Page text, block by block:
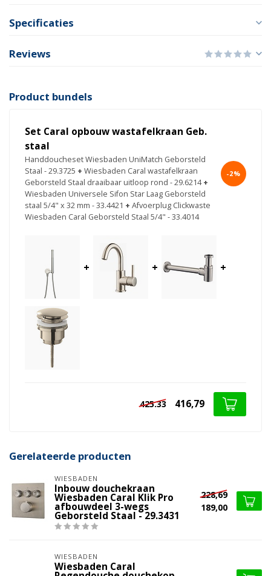
Specificaties
Reviews
Product bundels
Set Caral opbouw wastafelkraan Geb.
staal
Handdoucheset Wiesbaden UniMatch Geborsteld
Staal - 29.3725 + Wiesbaden Caral wastafelkraan
Geborsteld Staal draaibaar uitloop rond - 29.6214 +
Wiesbaden Universele Sifon Star Laag Geborsteld
staal 5/4" x 32 mm - 33.4421 + Afvoerplug Clickwaste
Wiesbaden Caral Geborsteld Staal 5/4" - 33.4014
-2%
+ + +
425.33 416,79
Gerelateerde producten
WIESBADEN
Inbouw douchekraan
Wiesbaden Caral Klik Pro
afbouwdeel 3-wegs
Geborsteld Staal - 29.3431
228,69
189,00
WIESBADEN
Wiesbaden Caral